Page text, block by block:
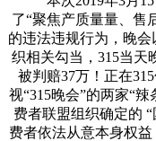
了“聚焦产质量量、售
的违法违规行为，晚会
织相关勾当，315当天
被判赔37万！正在
视“315晚会”的两家“
费者联盟组织确定的
费者依法从意本身权